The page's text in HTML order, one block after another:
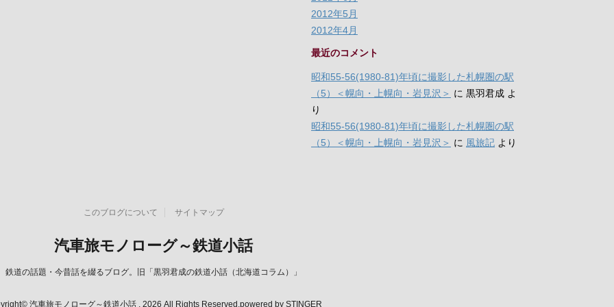
2012年5月
2012年4月
最近のコメント
昭和55-56(1980-81)年頃に撮影した札幌圏の駅
（5）＜幌向・上幌向・岩見沢＞ に 黒羽君成 よ
り
昭和55-56(1980-81)年頃に撮影した札幌圏の駅
（5）＜幌向・上幌向・岩見沢＞ に 風旅記 より
このブログについて サイトマップ
汽車旅モノローグ～鉄道小話
鉄道の話題・今昔話を綴るブログ。旧「黒羽君成の鉄道小話（北海道コラム）」
汽車旅モノローグ～鉄道小話 , 2026 All Rights Reserved.powered by STINGER